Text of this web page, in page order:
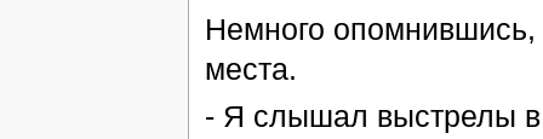
Немного
места.
- Я слышал выстрелы в